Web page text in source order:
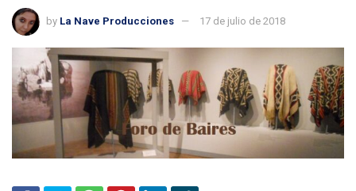
by La Nave Producciones 17 de julio de 2018